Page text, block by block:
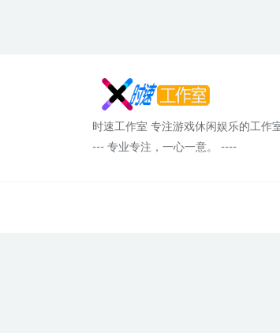
时速工作室 专注游戏休闲娱乐的工作
--- 专业专注，一心一意。 ----